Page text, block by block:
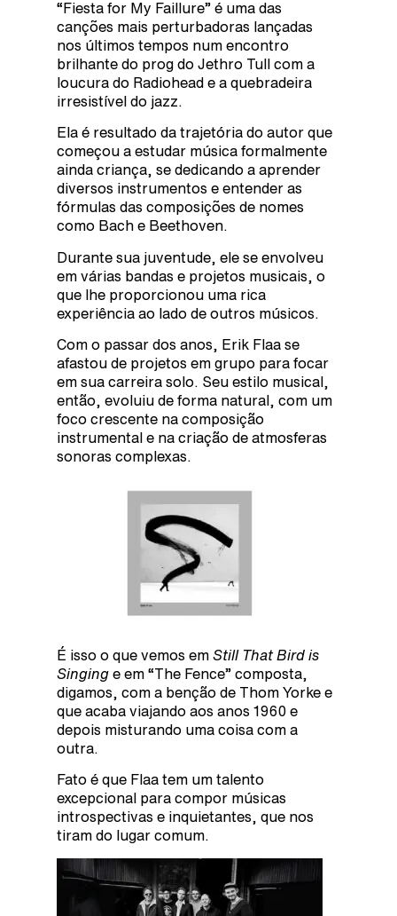
“Fiesta for My Faillure” é uma das
canções mais perturbadoras lançadas
nos últimos tempos num encontro
brilhante do prog do Jethro Tull com a
loucura do Radiohead e a quebradeira
irresistível do jazz.
Ela é resultado da trajetória do autor que
começou a estudar música formalmente
ainda criança, se dedicando a aprender
diversos instrumentos e entender as
fórmulas das composições de nomes
como Bach e Beethoven.
Durante sua juventude, ele se envolveu
em várias bandas e projetos musicais, o
que lhe proporcionou uma rica
experiência ao lado de outros músicos.
Com o passar dos anos, Erik Flaa se
afastou de projetos em grupo para focar
em sua carreira solo. Seu estilo musical,
então, evoluiu de forma natural, com um
foco crescente na composição
instrumental e na criação de atmosferas
sonoras complexas.
É isso o que vemos em Still That Bird is
Singing e em “The Fence” composta,
digamos, com a benção de Thom Yorke e
que acaba viajando aos anos 1960 e
depois misturando uma coisa com a
outra.
Fato é que Flaa tem um talento
excepcional para compor músicas
introspectivas e inquietantes, que nos
tiram do lugar comum.